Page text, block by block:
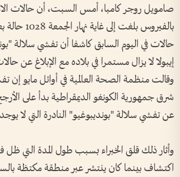
صامويل روجر كامبا، أمس السبت، أن حالات
حالات في اليوم السابق كاشفا أن تفشي سلالة
إيبولا لا يزال مستمرا في بلاده مع الإبلاغ عن
وقالت منظمة الصحة العالمية في أوائل مايو إن
شرق جمهورية الكونغو الديمقراطية بدأ على
عن تفشي سلالة "بونديبوغيو" النادرة التي لا
وأثار ذلك قلق الخبراء بسبب طول المدة التي
اكتشاف بينما كان ينتشر عبر منطقة مكتظة